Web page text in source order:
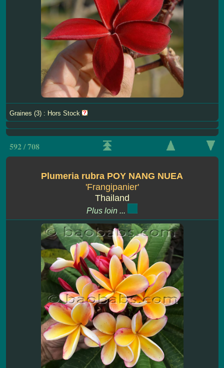
Graines (3) : Hors Stock
592 / 708
Plumeria rubra POY NANG NUEA
'Frangipanier'
Thailand
Plus loin ...